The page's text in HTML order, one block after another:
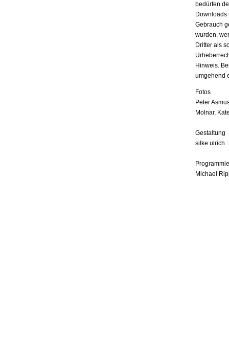
bedürfen
Downloads
Gebrauch
wurden,
Dritter als
Hinweis.
umgehend
Fotos
Peter
Molnar,
Gestaltung
silke ulrich
Michael